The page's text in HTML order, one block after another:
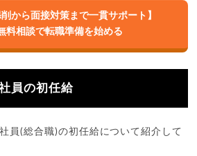
削から面接対策まで一貫サポート】
料相談で転職準備を始める
員の初任給
員(総合職)の初任給について紹介して